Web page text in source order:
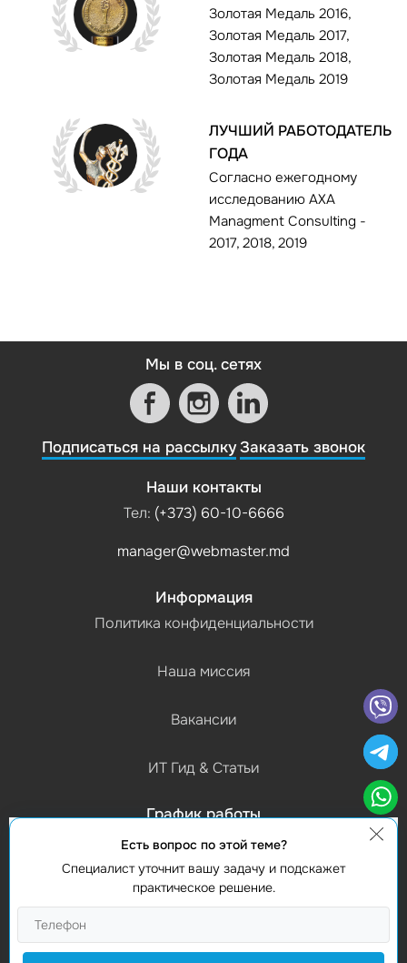
Золотая Медаль 2016,
Золотая Медаль 2017,
Золотая Медаль 2018,
Золотая Медаль 2019
ЛУЧШИЙ РАБОТОДАТЕЛЬ
ГОДА
Согласно ежегодному
исследованию AXA
Managment Consulting -
2017, 2018, 2019
Мы в соц. сетях
Подписаться на рассылкуЗаказать звонок
Наши контакты
Тел: (+373) 60-10-6666
manager@webmaster.md
Информация
Политика конфиденциальности
Наша миссия
Вакансии
ИТ Гид & Статьи
График работы
(Пн-Пт) 9:00 - 18:00
Контакты
Studio Webmaster
Есть вопрос по этой теме?
Специалист уточнит вашу задачу и подскажет
практическое решение.